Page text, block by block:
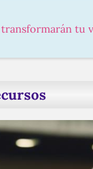
tu